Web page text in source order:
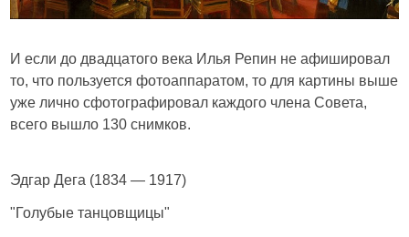
И если до двадцатого века Илья Репин не афишировал
то, что пользуется фотоаппаратом, то для картины выше
уже лично сфотографировал каждого члена Совета,
всего вышло 130 снимков.
Эдгар Дега (1834 — 1917)
"Голубые танцовщицы"